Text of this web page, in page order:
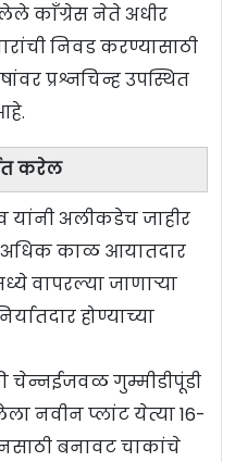
काँग्रेस नेते अधीर
निवड करण्यासाठी
प्रश्नचिन्ह उपस्थित
करेल
यांनी अलीकडेच जाहीर
काळ आयातदार
वापरल्या जाणाऱ्या
होण्याच्या
चेन्नईजवळ गुम्मीडीपूंडी
नवीन प्लांट येत्या 16-
बनावट चाकांचे